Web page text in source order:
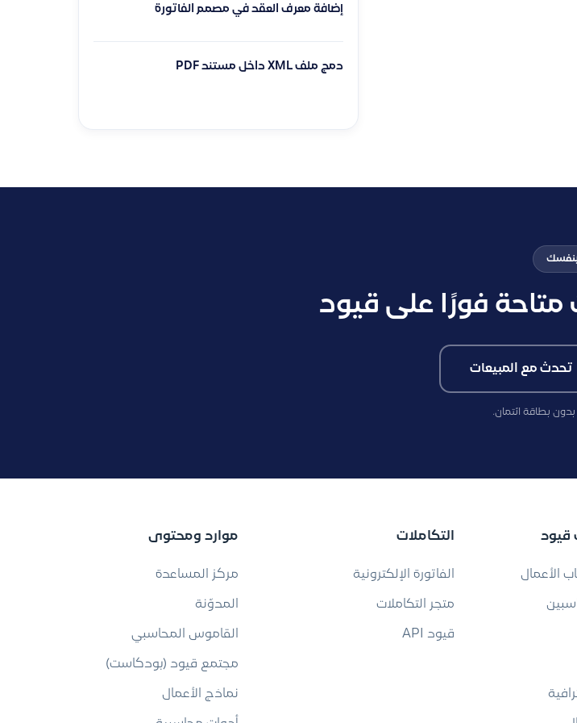
إضافة معرف العقد في مصمم الفاتورة
دمج ملف XML داخل مستند PDF
بنفسك
فورًا على قيود
تحدث مع المبيعات
قيود
الأعمال
التكاملات
الفاتورة الإلكترونية
متجر التكاملات
قيود API
موارد ومحتوى
مركز المساعدة
المدوّنة
القاموس المحاسبي
مجتمع قيود (بودكاست)
نماذج الأعمال